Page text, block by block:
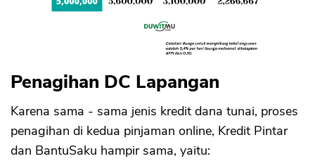
Penagihan DC Lapangan
Karena sama - sama jenis kredit dana tunai, proses
penagihan di kedua pinjaman online, Kredit Pintar
dan BantuSaku hampir sama, yaitu: